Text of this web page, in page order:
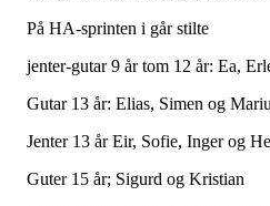
På HA-sprinten i går stilte
jenter-gutar 9 år tom 12 år: Ea,
Gutar 13 år: Elias, Simen og
Jenter 13 år Eir, Sofie, Inger og
Guter 15 år; Sigurd og Kristian